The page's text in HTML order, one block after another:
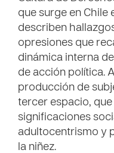
que surge en Chile
describen
opresiones que
dinámica interna
de acción política.
producción de
tercer espacio,
significaciones
adultocentrismo y
la niñez.